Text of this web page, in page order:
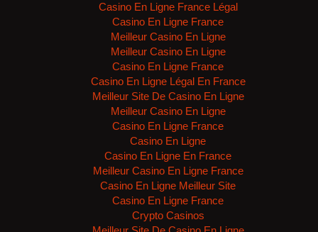
Casino En Ligne France Légal
Casino En Ligne France
Meilleur Casino En Ligne
Meilleur Casino En Ligne
Casino En Ligne France
Casino En Ligne Légal En France
Meilleur Site De Casino En Ligne
Meilleur Casino En Ligne
Casino En Ligne France
Casino En Ligne
Casino En Ligne En France
Meilleur Casino En Ligne France
Casino En Ligne Meilleur Site
Casino En Ligne France
Crypto Casinos